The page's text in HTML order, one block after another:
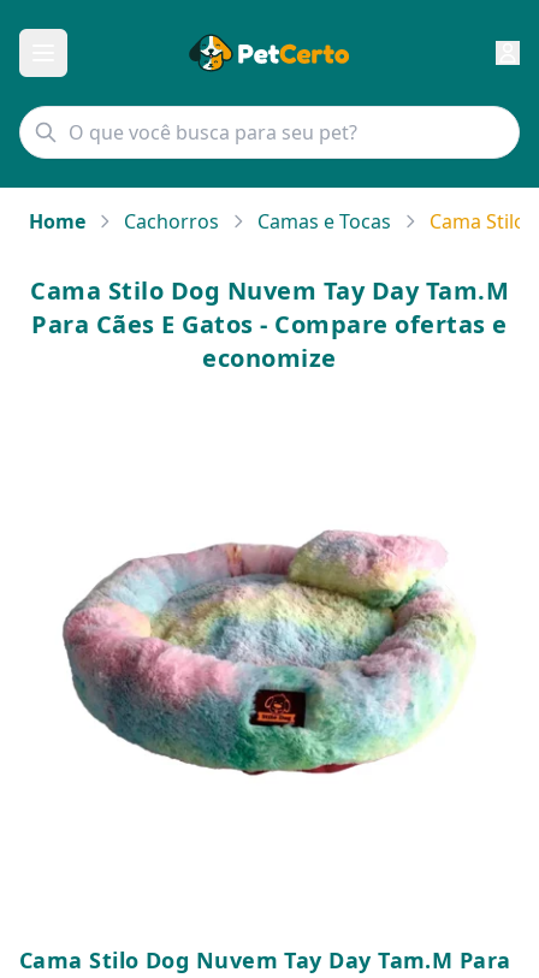
Home Cachorros Camas e Tocas Cama Stilo
Cama Stilo Dog Nuvem Tay Day Tam.M
Para Cães E Gatos - Compare ofertas e
economize
Cama Stilo Dog Nuvem Tay Day Tam.M Para